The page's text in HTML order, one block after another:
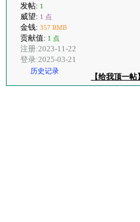
发帖: 1
威望: 1 点
金钱: 357 RMB
贡献值: 1 点
注册:2023-11-22
登录:2025-03-21
历史记录
【给我顶一帖】